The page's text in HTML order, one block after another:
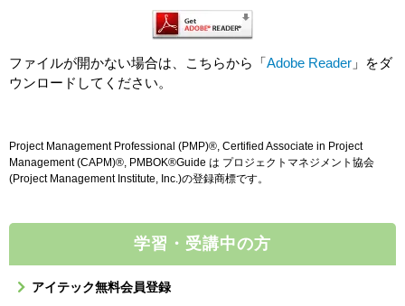
ファイルが開かない場合は、こちらから「Adobe Reader 」をダ
ウンロードしてください。
Project Management Professional (PMP)®, Certified Associate in Project
Management (CAPM)®, PMBOK®Guide は プロジェクトマネジメント協会
(Project Management Institute, Inc.)の登録商標です。
学習・受講中の方
アイテック無料会員登録